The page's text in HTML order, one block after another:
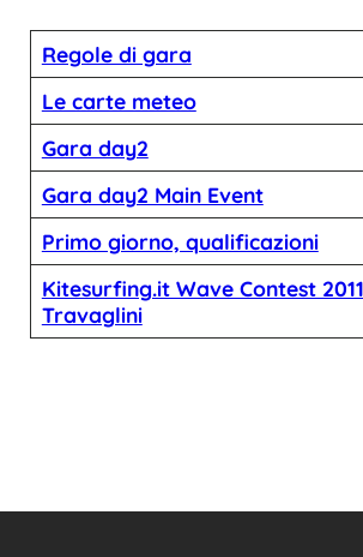
Regole di gara
Le carte meteo
Gara day2
Gara day2 Main Event
Primo giorno, qualificazioni
Kitesurfing.it Wave Contest
Travaglini